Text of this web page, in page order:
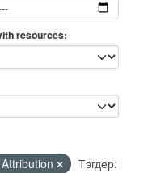
resources
Тэгдер: